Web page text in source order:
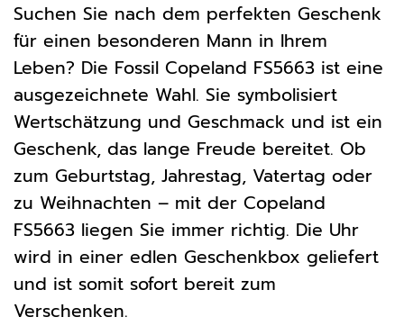
Suchen Sie nach dem perfekten Geschenk
für einen besonderen Mann in Ihrem
Leben? Die Fossil Copeland FS5663 ist eine
ausgezeichnete Wahl. Sie symbolisiert
Wertschätzung und Geschmack und ist ein
Geschenk, das lange Freude bereitet. Ob
zum Geburtstag, Jahrestag, Vatertag oder
zu Weihnachten – mit der Copeland
FS5663 liegen Sie immer richtig. Die Uhr
wird in einer edlen Geschenkbox geliefert
und ist somit sofort bereit zum
Verschenken.